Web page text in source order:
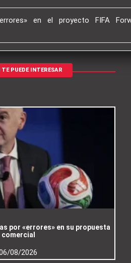
en el proyecto FIFA
PUEDE INTERESAR
por «errores» en su propuesta
comercial
08/2026